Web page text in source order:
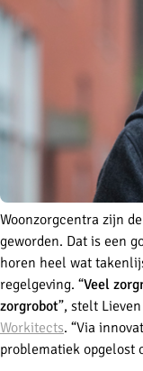
Woonzorgcentra zijn
geworden. Dat is een
horen heel wat
regelgeving. “Veel
zorgrobot”, stelt
Workitects. “Via
problematiek opgelost